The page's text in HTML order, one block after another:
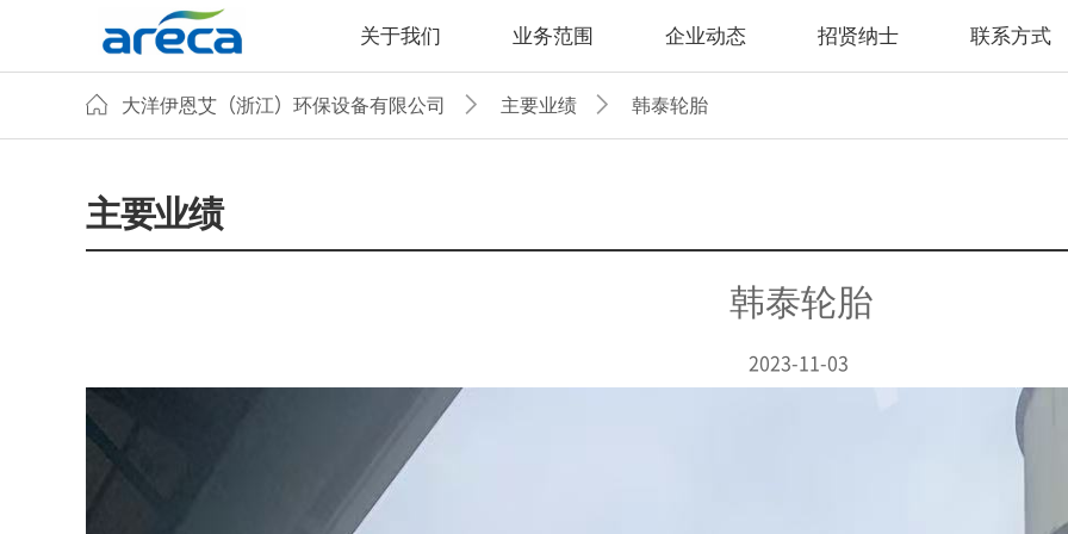
关于我们 业务范围 企业动态 招贤纳士 联系方式
大洋伊恩艾（浙江）环保设备有限公司 主要业绩 韩泰轮胎
主要业绩
韩泰轮胎
2023-11-03